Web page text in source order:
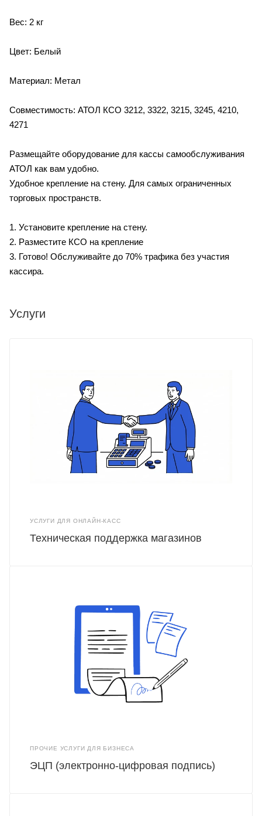
Вес: 2 кг
Цвет: Белый
Материал: Метал
Совместимость: АТОЛ КСО 3212, 3322, 3215, 3245, 4210,
4271
Размещайте оборудование для кассы самообслуживания
АТОЛ как вам удобно.
Удобное крепление на стену. Для самых ограниченных
торговых пространств.
1. Установите крепление на стену.
2. Разместите КСО на крепление
3. Готово! Обслуживайте до 70% трафика без участия
кассира.
Услуги
УСЛУГИ ДЛЯ ОНЛАЙН-КАСС
Техническая поддержка магазинов
ПРОЧИЕ УСЛУГИ ДЛЯ БИЗНЕСА
ЭЦП (электронно-цифровая подпись)